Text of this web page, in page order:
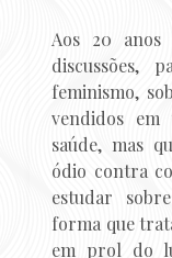
Aos 20
discussões,
feminismo,
vendidos em
saúde, mas
ódio contra
estudar
forma que
em prol do